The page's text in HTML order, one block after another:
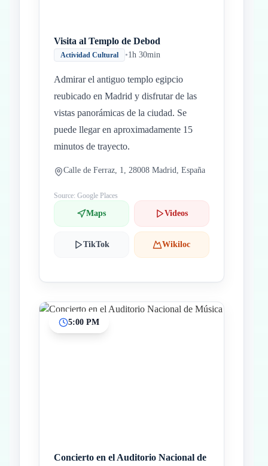
Visita al Templo de Debod
Actividad Cultural •1h 30min
Admirar el antiguo templo egipcio
reubicado en Madrid y disfrutar de las
vistas panorámicas de la ciudad. Se
puede llegar en aproximadamente 15
minutos de trayecto.
Calle de Ferraz, 1, 28008 Madrid, España
Source: Google Places
Maps Videos
TikTok Wikiloc
5:00 PM
Concierto en el Auditorio Nacional de